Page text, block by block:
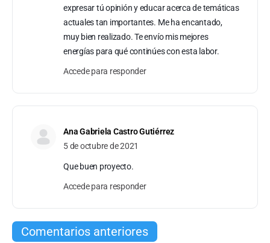
expresar tú opinión y educar acerca de temáticas
actuales tan importantes. Me ha encantado,
muy bien realizado. Te envío mis mejores
energías para qué continúes con esta labor.
Accede para responder
Ana Gabriela Castro Gutiérrez
5 de octubre de 2021
Que buen proyecto.
Accede para responder
Comentarios anteriores